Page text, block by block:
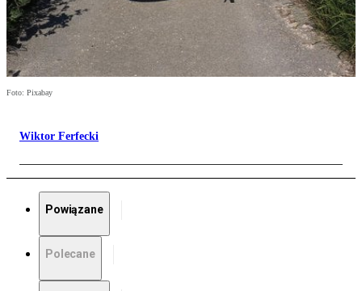
Foto: Pixabay
Wiktor Ferfecki
Powiązane
Polecane